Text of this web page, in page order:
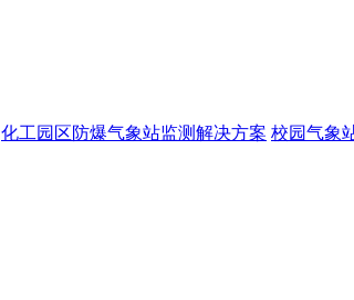
化工园区防爆气象站监测解决方案 校园气象